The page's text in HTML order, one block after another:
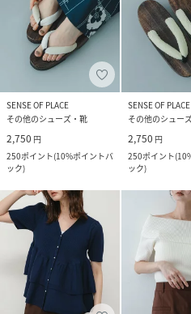
SENSE OF PLACE
その他のシューズ・靴
2,750 円
250ポイント(10%ポイントバ
ック)
SENSE OF PLACE
その他のシュー
2,750 円
250ポイント(
ック)